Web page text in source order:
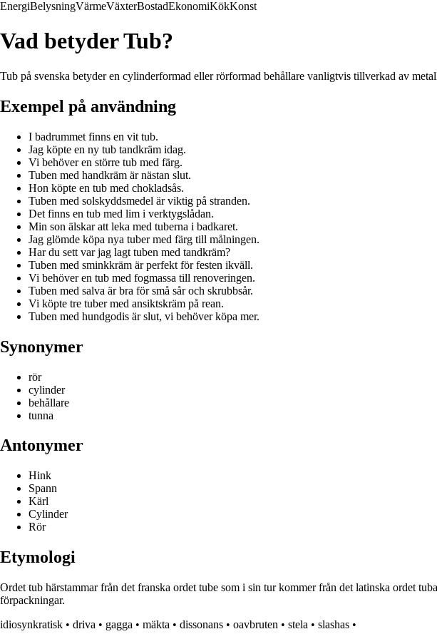
EnergiBelysningVärmeVäxterBostadEkonomiKökKonst
Vad betyder Tub?
Tub på svenska betyder en cylinderformad eller rörformad behållare vanligtvis tillverkad av
Exempel på användning
I badrummet finns en vit tub.
Jag köpte en ny tub tandkräm idag.
Vi behöver en större tub med färg.
Tuben med handkräm är nästan slut.
Hon köpte en tub med chokladsås.
Tuben med solskyddsmedel är viktig på stranden.
Det finns en tub med lim i verktygslådan.
Min son älskar att leka med tuberna i badkaret.
Jag glömde köpa nya tuber med färg till målningen.
Har du sett var jag lagt tuben med tandkräm?
Tuben med sminkkräm är perfekt för festen ikväll.
Vi behöver en tub med fogmassa till renoveringen.
Tuben med salva är bra för små sår och skrubbsår.
Vi köpte tre tuber med ansiktskräm på rean.
Tuben med hundgodis är slut, vi behöver köpa mer.
Synonymer
rör
cylinder
behållare
tunna
Antonymer
Hink
Spann
Kärl
Cylinder
Rör
Etymologi
Ordet tub härstammar från det franska ordet tube som i sin tur kommer från det latinska ordet
förpackningar.
idiosynkratisk • driva • gagga • mäkta • dissonans • oavbruten • stela • slashas •